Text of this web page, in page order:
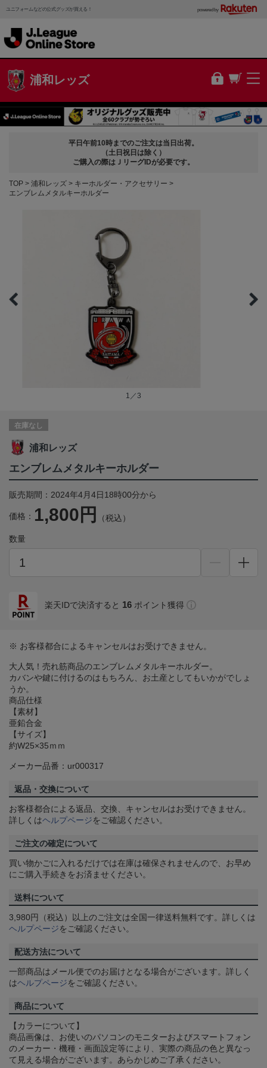
ユニフォームなどの公式グッズが買える！ powered by
浦和レッズ
平日午前10時までのご注文は当日出荷。
（土日祝日は除く）
ご購入の際はＪリーグIDが必要です。
TOP 浦和レッズ
キーホルダー・アクセサリー
エンブレムメタルキーホルダー
1／3
在庫なし
浦和レッズ
エンブレムメタルキーホルダー
販売期間：2024年4月4日18時00分から
価格： 1,800円 （税込）
数量
楽天IDで決済すると 16 ポイント獲得
※ お客様都合によるキャンセルはお受けできません。
大人気！売れ筋商品のエンブレムメタルキーホルダー。
カバンや鍵に付けるのはもちろん、お土産としてもいかがでしょ
うか。
商品仕様
【素材】
亜鉛合金
【サイズ】
約W25×35ｍｍ
メーカー品番：ur000317
返品・交換について
お客様都合による返品、交換、キャンセルはお受けできません。
詳しくはヘルプページをご確認ください。
ご注文の確定について
買い物かごに入れるだけでは在庫は確保されませんので、お早め
にご購入手続きをお済ませください。
送料について
3,980円（税込）以上のご注文は全国一律送料無料です。詳しくは
ヘルプページをご確認ください。
配送方法について
一部商品はメール便でのお届けとなる場合がございます。詳しく
はヘルプページをご確認ください。
商品について
【カラーについて】
商品画像は、お使いのパソコンのモニターおよびスマートフォン
のメーカー・機種・画面設定等により、実際の商品の色と異なっ
て見える場合がございます。あらかじめご了承ください。